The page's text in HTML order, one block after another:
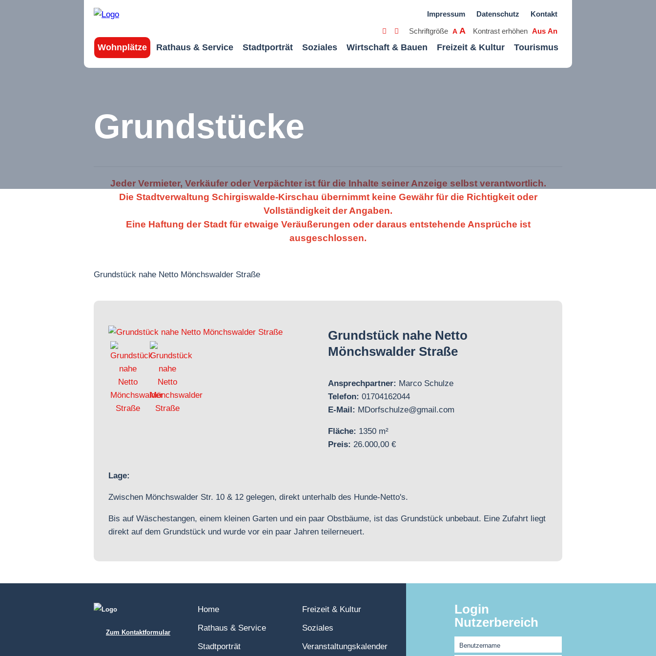
Impressum Datenschutz Kontakt
Schriftgröße A A Kontrast erhöhen Aus An
Wohnplätze Rathaus & Service Stadtporträt Soziales Wirtschaft & Bauen Freizeit & Kultur Tourismus
Grundstücke
Jeder Vermieter, Verkäufer oder Verpächter ist für die Inhalte seiner Anzeige selbst verantwortlich.
Die Stadtverwaltung Schirgiswalde-Kirschau übernimmt keine Gewähr für die Richtigkeit oder
Vollständigkeit der Angaben.
Eine Haftung der Stadt für etwaige Veräußerungen oder daraus entstehende Ansprüche ist
ausgeschlossen.
Grundstück nahe Netto Mönchswalder Straße
Grundstück nahe Netto
Mönchswalder Straße
Ansprechpartner: Marco Schulze
Telefon: 01704162044
E-Mail: MDorfschulze@gmail.com
Fläche: 1350 m²
Preis: 26.000,00 €
Lage:
Zwischen Mönchswalder Str. 10 & 12 gelegen, direkt unterhalb des Hunde-Netto's.
Bis auf Wäschestangen, einem kleinen Garten und ein paar Obstbäume, ist das Grundstück unbebaut. Eine Zufahrt liegt
direkt auf dem Grundstück und wurde vor ein paar Jahren teilerneuert.
Zum Kontaktformular
Home
Rathaus & Service
Stadtporträt
Freizeit & Kultur
Soziales
Veranstaltungskalender
Login
Nutzerbereich
Benutzername